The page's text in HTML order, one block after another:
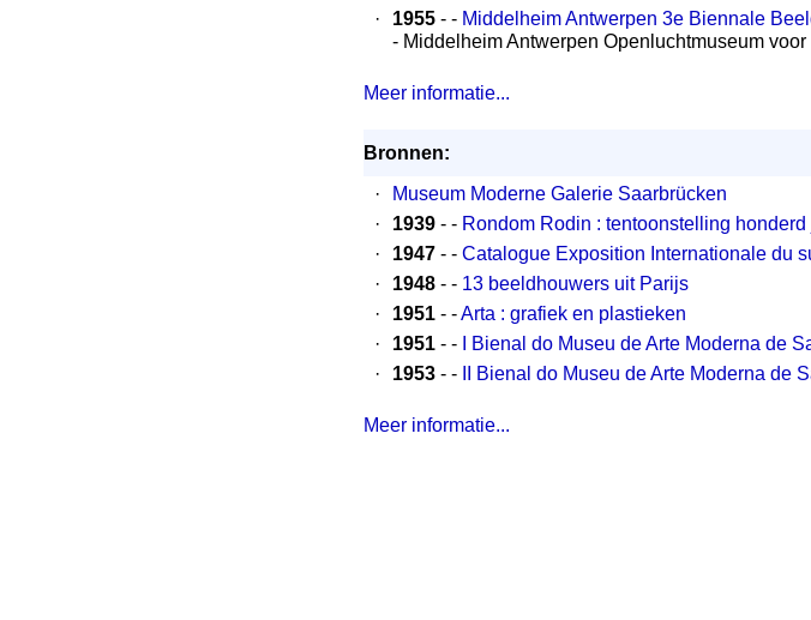
·
1955- - Middelheim Antwerpen 3e Biennale
- Middelheim Antwerpen Openluchtmuseum
Meer informatie...
Bronnen:
·
Museum Moderne Galerie Saarbrücken
·
1939- - Rondom Rodin : tentoonstelling
·
1947- - Catalogue Exposition Internationale du
·
1948- - 13 beeldhouwers uit Parijs
·
1951- -Arta : grafiek en plastieken
·
1951- -
I Bienal do Museu de Arte Moderna de
·
1953- - II Bienal do Museu de Arte Moderna de
Meer informatie...